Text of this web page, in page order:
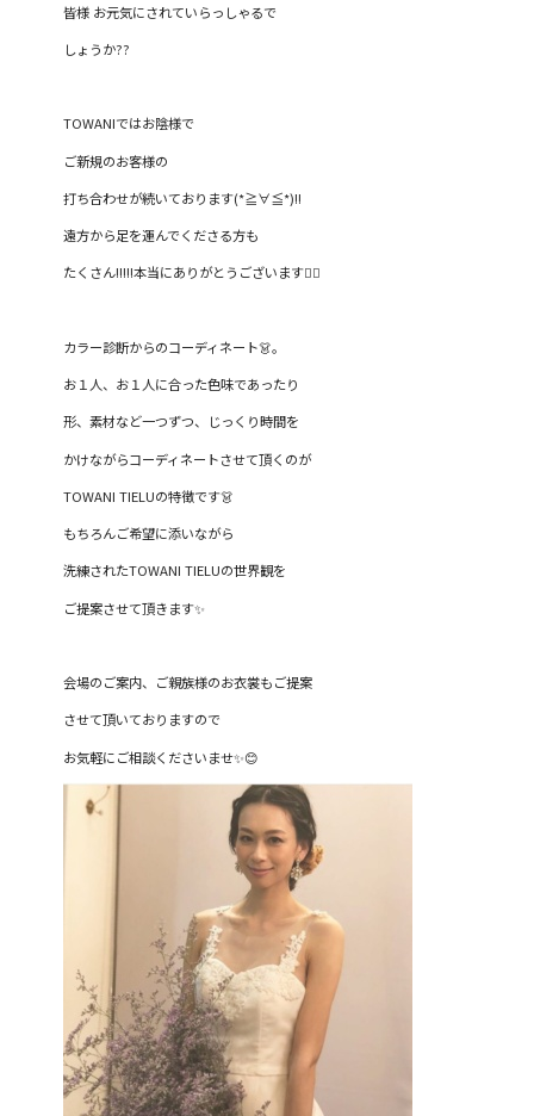
皆様 お元気にされていらっしゃるで
しょうか??
TOWANIではお陰様で
ご新規のお客様の
打ち合わせが続いております(*≧∀≦*)!!
遠方から足を運んでくださる方も
たくさん!!!!!本当にありがとうございます🙇‍♀️
カラー診断からのコーディネート👗。
お１人、お１人に合った色味であったり
形、素材など一つずつ、じっくり時間を
かけながらコーディネートさせて頂くのが
TOWANI TIELUの特徴です👗
もちろんご希望に添いながら
洗練されたTOWANI TIELUの世界観を
ご提案させて頂きます✨
会場のご案内、ご親族様のお衣裳もご提案
させて頂いておりますので
お気軽にご相談くださいませ✨😊